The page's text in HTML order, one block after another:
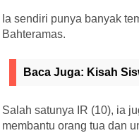
Ia sendiri punya banyak
Bahteramas.
Baca Juga: Kisah
Salah satunya IR (10), ia
membantu orang tua dan